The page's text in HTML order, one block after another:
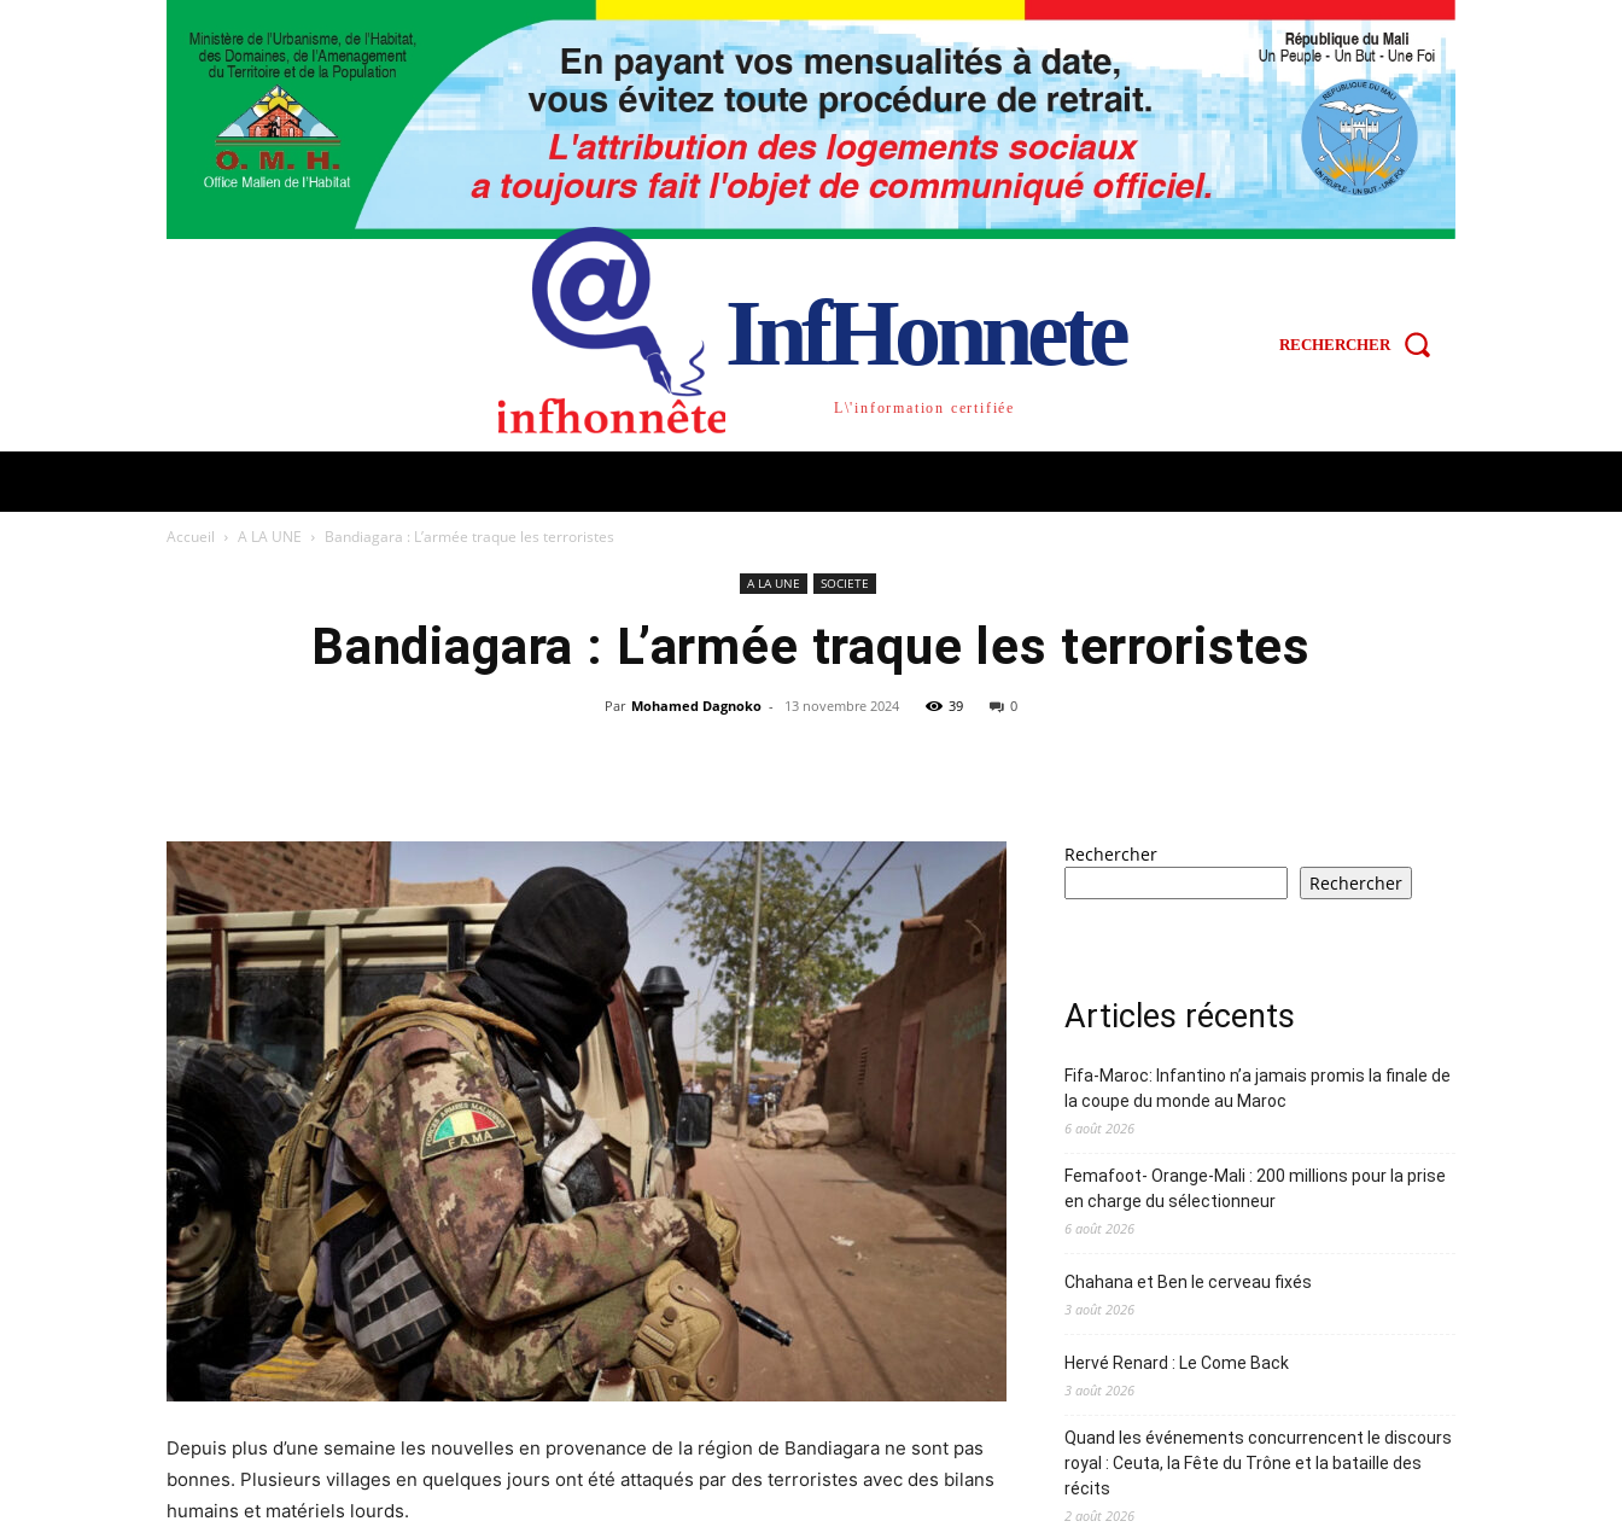
InfHonnete
L\'information certifiée
RECHERCHER
Accueil A LA UNE Bandiagara : L’armée traque les terroristes
A LA UNE SOCIETE
Bandiagara : L’armée traque les terroristes
Par Mohamed Dagnoko - 13 novembre 2024 39 0
Depuis plus d’une semaine les nouvelles en provenance de la région de Bandiagara ne sont pas
bonnes. Plusieurs villages en quelques jours ont été attaqués par des terroristes avec des bilans
humains et matériels lourds.
Rechercher
Rechercher
Articles récents
Fifa-Maroc: Infantino n’a jamais promis la finale de
la coupe du monde au Maroc
6 août 2026
Femafoot- Orange-Mali : 200 millions pour la prise
en charge du sélectionneur
6 août 2026
Chahana et Ben le cerveau fixés
3 août 2026
Hervé Renard : Le Come Back
3 août 2026
Quand les événements concurrencent le discours
royal : Ceuta, la Fête du Trône et la bataille des
récits
2 août 2026